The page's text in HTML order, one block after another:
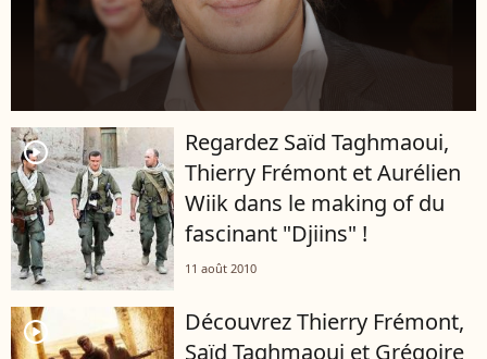
player2
Regardez Saïd Taghmaoui,
Thierry Frémont et Aurélien
Wiik dans le making of du
fascinant "Djiins" !
11 août 2010
player2
Découvrez Thierry Frémont,
Saïd Taghmaoui et Grégoire